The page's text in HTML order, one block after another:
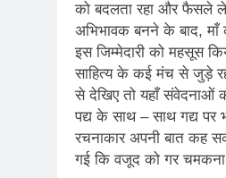
को बदलता रहा और फैसले
अभिभावक बनने के बाद, माँ
इस जिम्मेदारी को महसूस
साहित्य के कई मंच से जुड़े
से देखिए तो यहाँ संवेदनाओं
पद्य के साथ – साथ गद्य
रचनाकार अपनी बात कह
गई कि वजूद को गर चमकना